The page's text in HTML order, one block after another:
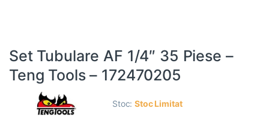
Set Tubulare AF 1/4″ 35 Piese –
Teng Tools – 172470205
Stoc:Stoc Limitat